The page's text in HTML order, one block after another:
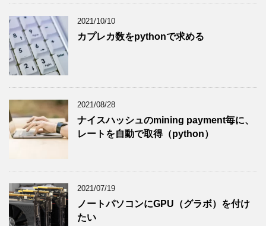
2021/10/10
カプレカ数をpythonで求める
2021/08/28
ナイスハッシュのmining payment毎に、
レートを自動で取得（python）
2021/07/19
ノートパソコンにGPU（グラボ）を付け
たい